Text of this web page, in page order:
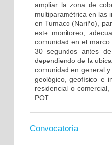
ampliar la zona de
multiparamétrica en las
en Tumaco (Nariño),
este monitoreo,
comunidad en el
30 segundos antes
dependiendo de la
comunidad en general
geológico, geofísico e
residencial o
POT.
Convocatoria